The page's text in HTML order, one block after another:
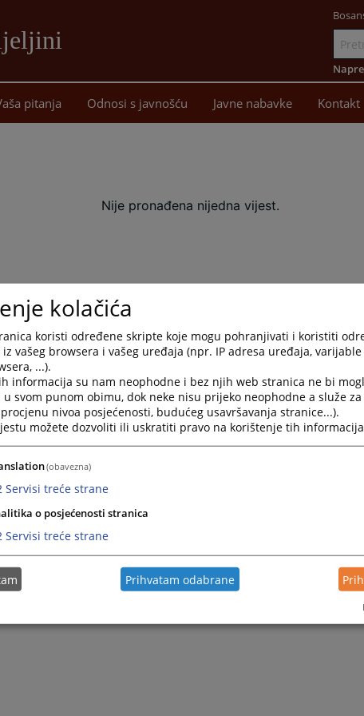
sadržaj
pitanja Odnosi s javnošću Javne nabavke Kontakt
Nije pronađena nijedna vijest.
kolačića
koristi određene skripte koje mogu pohranjivati i koristiti
vašeg browsera i vašeg uređaja (npr. IP adresa uređaja, varijable
...).
informacija su nam neophodne i bez njih web stranica ne bi
svom punom obimu, dok neke nisu prijeko neophodne a služe
nivoa posjećenosti, budućeg usavršavanja stranice...).
možete dozvoliti ili uskratiti pravo na korištenje tih
(obavezna)
Servisi treće strane
o posjećenosti stranica
Servisi treće strane
Prihvatam odabrane